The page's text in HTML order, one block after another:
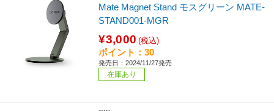
Mate Magnet Stand モスグリーン MATE-
STAND001-MGR
¥3,000 (税込)
ポイント：30
発売日：2024/11/27発売
在庫あり